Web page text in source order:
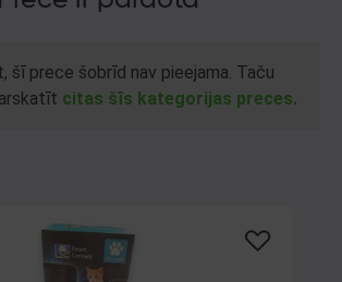
šī prece šobrīd nav pieejama. Taču
citas šīs kategorijas preces.